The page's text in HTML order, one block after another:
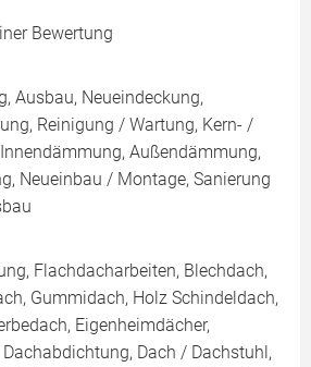
Bewertung
Ausbau, Neueindeckung,
Reinigung / Wartung, Kern- /
Außendämmung,
Neueinbau / Montage, Sanierung
Flachdacharbeiten, Blechdach,
Gummidach, Holz Schindeldach,
Eigenheimdächer,
Dach / Dachstuhl,